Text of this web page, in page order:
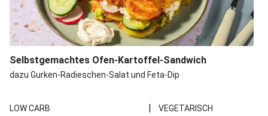
Selbstgemachtes Ofen-Kartoffel-Sandwich
dazu Gurken-Radieschen-Salat und Feta-Dip
LOW CARB |
VEGETARISCH